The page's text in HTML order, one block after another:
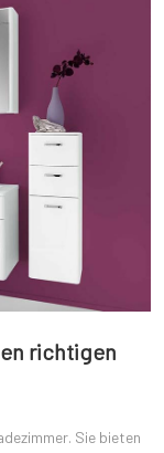
richtigen
Sie bieten